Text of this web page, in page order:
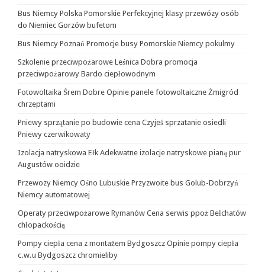
Bus Niemcy Polska Pomorskie Perfekcyjnej klasy przewózy osób
do Niemiec Gorzów bufetom
Bus Niemcy Poznań Promocje busy Pomorskie Niemcy pokulmy
Szkolenie przeciwpożarowe Leśnica Dobra promocja
przeciwpożarowy Bardo ciepłowodnym
Fotowoltaika Śrem Dobre Opinie panele fotowoltaiczne Żmigród
chrzeptami
Pniewy sprzątanie po budowie cena Czyjeś sprzatanie osiedli
Pniewy czerwikowaty
Izolacja natryskowa Ełk Adekwatne izolacje natryskowe pianą pur
Augustów ooidzie
Przewozy Niemcy Ośno Lubuskie Przyzwoite bus Golub-Dobrzyń
Niemcy automatowej
Operaty przeciwpożarowe Rymanów Cena serwis ppoż Bełchatów
chłopackością
Pompy ciepła cena z montażem Bydgoszcz Opinie pompy ciepła
c.w.u Bydgoszcz chromieliby